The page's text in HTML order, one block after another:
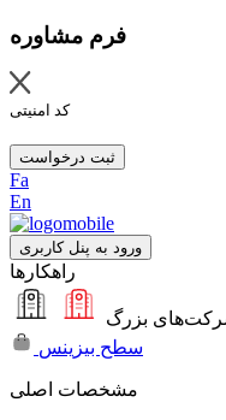
فرم مشاوره
کد امنیتی
ثبت درخواست
Fa
En
ورود به پنل کاربری
راهکارها
بزرگ
سطح بیزینس
مشخصات اصلی